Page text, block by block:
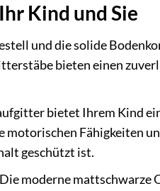
Kind und Sie
und die solide
bieten einen
bietet Ihrem Kind
Fähigkeiten
geschützt ist.
Die moderne mattschwarze